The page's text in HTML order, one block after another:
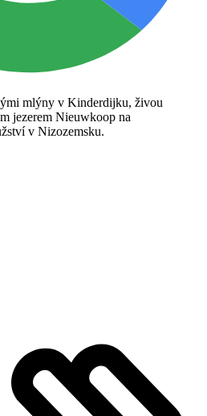
mlýny v Kinderdijku, živou
jezerem Nieuwkoop na
v Nizozemsku.